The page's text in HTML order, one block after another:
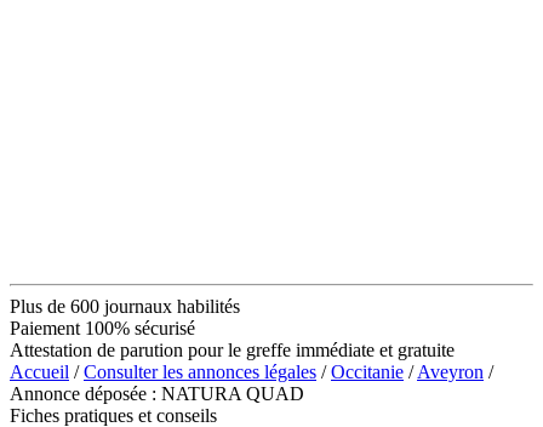
Plus de 600 journaux habilités
Paiement 100% sécurisé
Attestation de parution pour le greffe immédiate et gratuite
Accueil /Consulter les annonces légales /Occitanie /Aveyron /
Annonce déposée : NATURA QUAD
Fiches pratiques et conseils